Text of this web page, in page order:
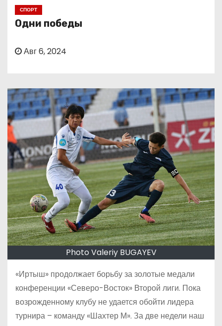
СПОРТ
Одни победы
Авг 6, 2024
Photo Valeriy BUGAYEV
«Иртыш» продолжает борьбу за золотые медали
конференции «Северо-Восток» Второй лиги. Пока
возрожденному клубу не удается обойти лидера
турнира – команду «Шахтер М». За две недели наш